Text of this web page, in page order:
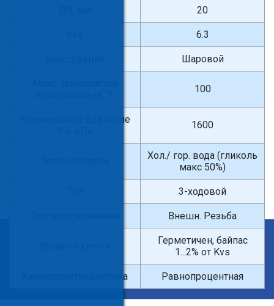
20
6.3
Шаровой
100
Номинальное давление
1600
Хол./ гор. вода (гликоль
макс 50%)
3-ходовой
Внешн. Резьба
Герметичен, байпас
1...2% от Kvs
Характеристика потока Равнопроцентная